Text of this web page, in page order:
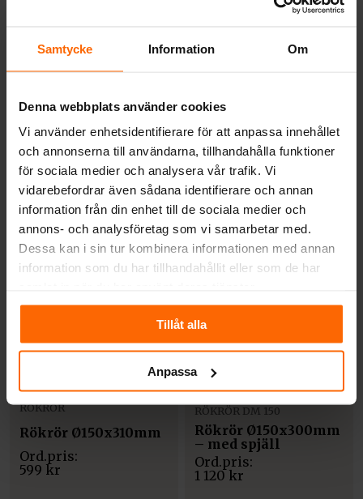
Samtycke Information Om
Denna webbplats använder cookies
Vi använder enhetsidentifierare för att anpassa innehållet
och annonserna till användarna, tillhandahålla funktioner
för sociala medier och analysera vår trafik. Vi
vidarebefordrar även sådana identifierare och annan
information från din enhet till de sociala medier och
annons- och analysföretag som vi samarbetar med.
Dessa kan i sin tur kombinera informationen med annan
information som du har tillhandahållit eller som de har
Tillåt alla
Anpassa
RÖKRÖR
Rökrör Ø150x600mm
984kr
Rökrör Ø150x500mm
– med sotlucka &
spjäll
1 233 kr
RÖKRÖR
Rökrör Ø150x500mm
883kr
RÖKRÖR
Rökrör Ø150x400mm
770kr
RÖKRÖR
Rökrör Ø150x310mm
599 kr
RÖKRÖR DM 150
Rökrör Ø150x300mm
– med spjäll
1 120kr